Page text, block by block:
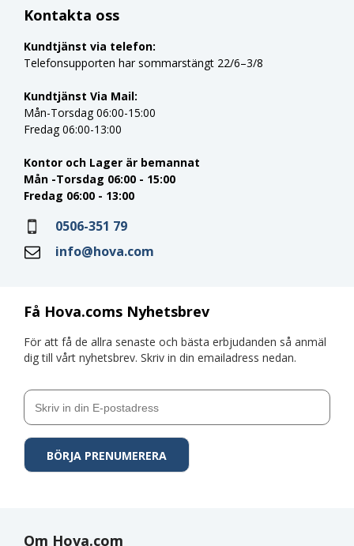
Få Hova.coms Nyhetsbrev
För att få de allra senaste och bästa erbjudanden så anmäl
dig till vårt nyhetsbrev. Skriv in din emailadress nedan.
Kontakta oss
Kundtjänst via telefon:
Telefonsupporten har sommarstängt 22/6–3/8
Kundtjänst Via Mail:
Mån-Torsdag 06:00-15:00
Fredag 06:00-13:00
Kontor och Lager är bemannat
Mån -Torsdag 06:00 - 15:00
Fredag 06:00 - 13:00
0506-351 79
info@hova.com
Om Hova.com